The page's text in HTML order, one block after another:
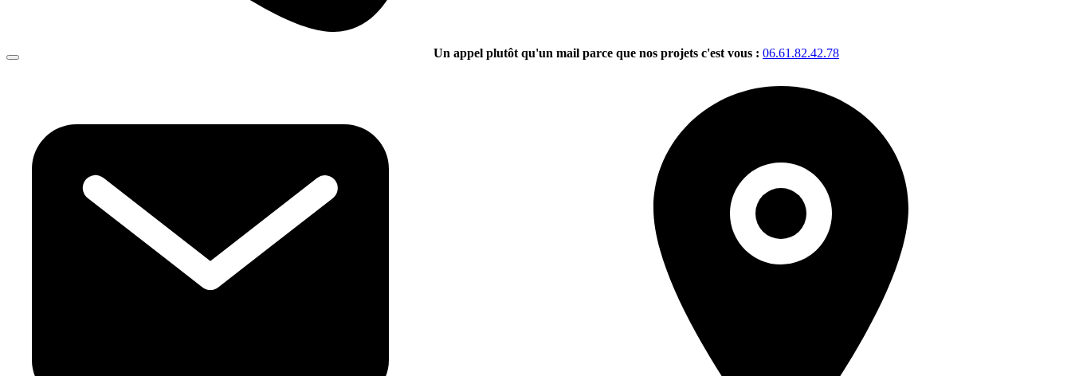
Un appel plutôt qu'un mail parce que nos projets c'est vous : 06.61.82.42.78